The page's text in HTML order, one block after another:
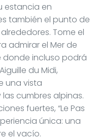
estancia en
también el punto de
Tome el
admirar el Mer de
donde incluso podrá
du Midi,
una vista
cumbres alpinas.
fuertes, “Le Pas
única: una
el vacío.